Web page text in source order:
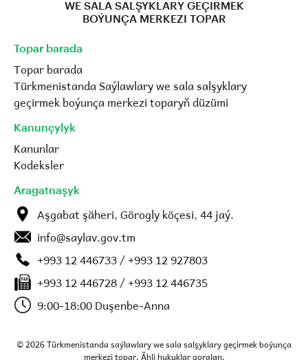
WE SALA SALŞYKLARY GEÇIRMEK
BOÝUNÇA MERKEZI TOPAR
Topar barada
Topar barada
Türkmenistanda Saýlawlary we sala salşyklary
geçirmek boýunça merkezi toparyň düzümi
Kanunçylyk
Kanunlar
Kodeksler
Aragatnaşyk
Aşgabat şäheri, Görogly köçesi, 44 jaý.
info@saylav.gov.tm
+993 12 446733 / +993 12 927803
+993 12 446728 / +993 12 446735
9:00-18:00 Duşenbe-Anna
© 2026 Türkmenistanda saýlawlary we sala salşyklary geçirmek boýunça